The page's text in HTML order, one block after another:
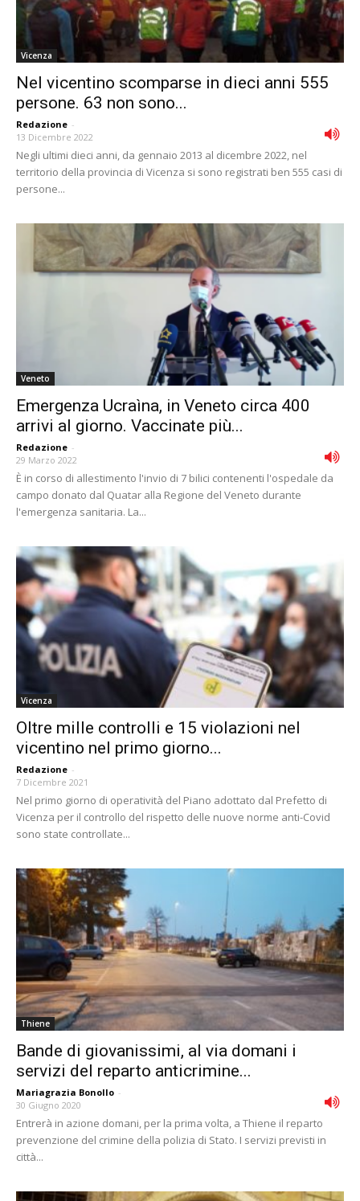
Vicenza
Nel vicentino scomparse in dieci anni 555
persone. 63 non sono...
Redazione -
13 Dicembre 2022
Negli ultimi dieci anni, da gennaio 2013 al dicembre 2022, nel
territorio della provincia di Vicenza si sono registrati ben 555 casi di
persone...
Veneto
Emergenza Ucraìna, in Veneto circa 400
arrivi al giorno. Vaccinate più...
Redazione -
29 Marzo 2022
È in corso di allestimento l'invio di 7 bilici contenenti l'ospedale da
campo donato dal Quatar alla Regione del Veneto durante
l'emergenza sanitaria. La...
Vicenza
Oltre mille controlli e 15 violazioni nel
vicentino nel primo giorno...
Redazione -
7 Dicembre 2021
Nel primo giorno di operatività del Piano adottato dal Prefetto di
Vicenza per il controllo del rispetto delle nuove norme anti-Covid
sono state controllate...
Thiene
Bande di giovanissimi, al via domani i
servizi del reparto anticrimine...
Mariagrazia Bonollo -
30 Giugno 2020
Entrerà in azione domani, per la prima volta, a Thiene il reparto
prevenzione del crimine della polizia di Stato. I servizi previsti in
città...